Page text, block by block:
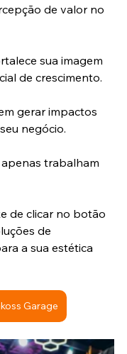
de valor no
sua imagem
de crescimento.
gerar impactos
negócio.
trabalham
de clicar no botão
de
a sua estética
Garage